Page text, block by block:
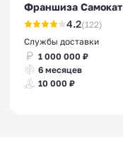
Франшиза Самокат
4.2(122)
Службы доставки
1 000 000 ₽
6 месяцев
10 000 ₽